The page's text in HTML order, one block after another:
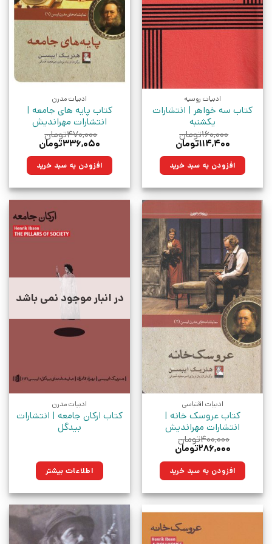
ادبیات روسیه
کتاب سه خواهر | انتشارات
یکشنبه
۱۶۰,۰۰۰تومان
قیمت
۱۶۰,۰۰۰تومان
بود.
۱۱۴,۴۰۰تومان
۱۱۴,۴۰۰تومان.افزودن به سبد خرید
ادبیات مدرن
کتاب پایه های جامعه |
انتشارات مهراندیش
۴۷۰,۰۰۰تومان
قیمت
۴۷۰,۰۰۰تومان
بود.
۳۳۶,۰۵۰تومان
۳۳۶,۰۵۰تومان.افزودن به سبد خرید
ادبیات اقتباسی
کتاب عروسک خانه |
انتشارات مهراندیش
۴۰۰,۰۰۰تومان
قیمت
۴۰۰,۰۰۰تومان
بود.
۲۸۶,۰۰۰تومان
۲۸۶,۰۰۰تومان.افزودن به سبد خرید
در انبار موجود نمی باشد
ادبیات مدرن
کتاب ارکان جامعه | انتشارات
بیدگل
اطلاعات بیشتر